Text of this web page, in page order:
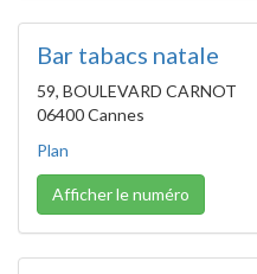
Bar tabacs natale
59, BOULEVARD CARNOT
06400 Cannes
Plan
Afficher le numéro